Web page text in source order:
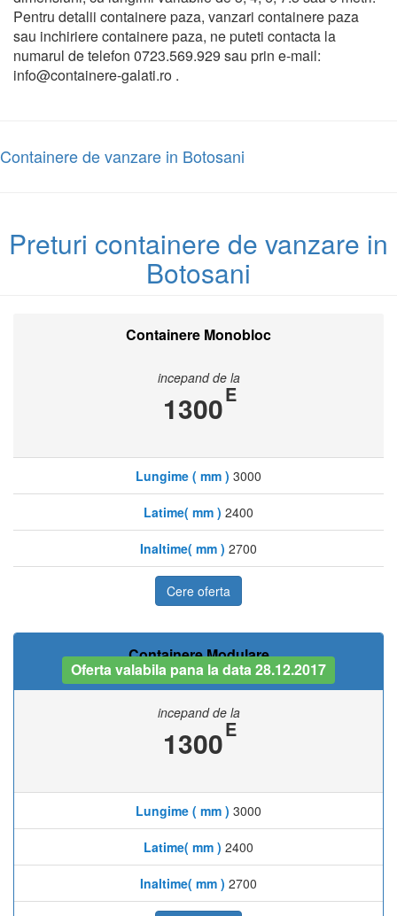
Pentru detalii containere paza, vanzari containere paza
sau inchiriere containere paza, ne puteti contacta la
numarul de telefon 0723.569.929 sau prin e-mail:
info@containere-galati.ro .
Containere de vanzare in Botosani
Preturi containere de vanzare in
Botosani
Containere Monobloc
incepand de la
1300E
Lungime ( mm ) 3000
Latime( mm ) 2400
Inaltime( mm ) 2700
Cere oferta
Containere Modulare
Oferta valabila pana la data 28.12.2017
incepand de la
1300E
Lungime ( mm ) 3000
Latime( mm ) 2400
Inaltime( mm ) 2700